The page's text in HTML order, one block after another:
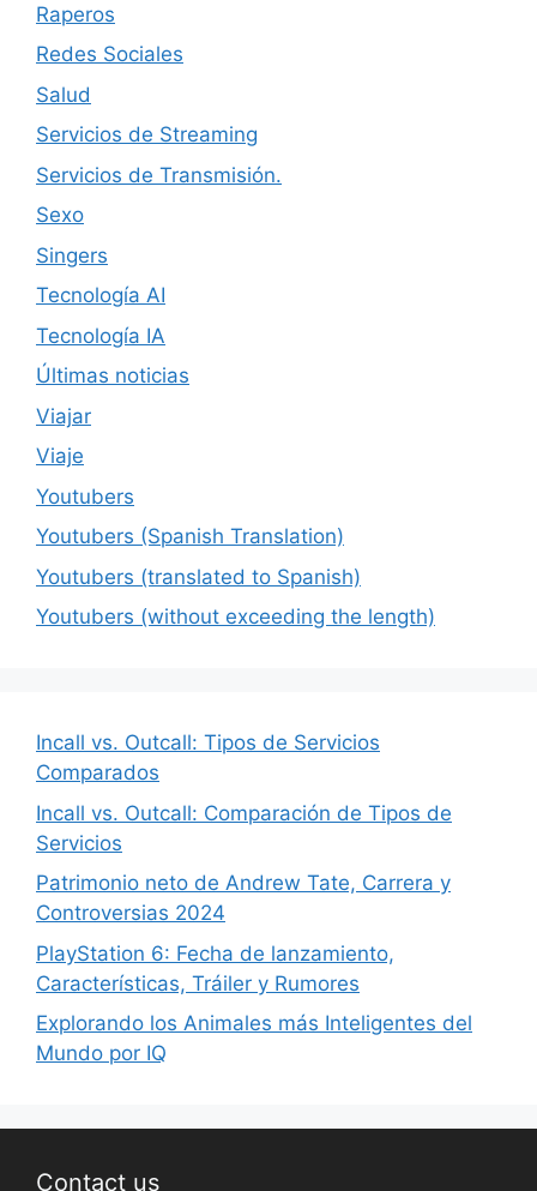
Raperos
Redes Sociales
Salud
Servicios de Streaming
Servicios de Transmisión.
Sexo
Singers
Tecnología AI
Tecnología IA
Últimas noticias
Viajar
Viaje
Youtubers
Youtubers (Spanish Translation)
Youtubers (translated to Spanish)
Youtubers (without exceeding the length)
Incall vs. Outcall: Tipos de Servicios
Comparados
Incall vs. Outcall: Comparación de Tipos de
Servicios
Patrimonio neto de Andrew Tate, Carrera y
Controversias 2024
PlayStation 6: Fecha de lanzamiento,
Características, Tráiler y Rumores
Explorando los Animales más Inteligentes del
Mundo por IQ
Contact us